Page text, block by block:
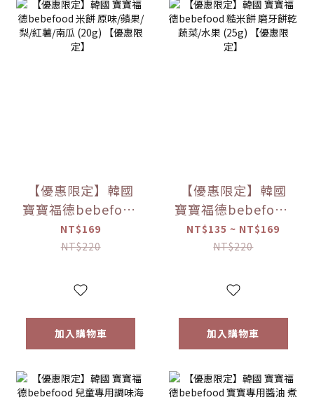
【優惠限定】韓國
寶寶福德bebefood
米餅 原味/蘋果/梨/
紅薯/南瓜 (20g)
NT$169
NT$220
加入購物車
【優惠限定】韓國
寶寶福德bebefood
糙米餅 磨牙餅乾 蔬
菜/水果 (25g) 【優
NT$135 ~ NT$169
NT$220
加入購物車